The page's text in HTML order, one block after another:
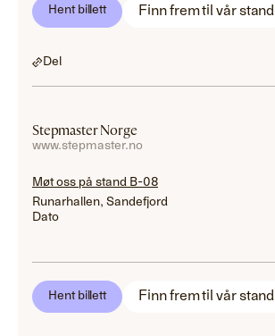
Hent billett Finn frem til vår stand
Del
Stepmaster Norge
www.stepmaster.no
Møt oss på stand B-08
Runarhallen, Sandefjord
Dato
Hent billett Finn frem til vår stand